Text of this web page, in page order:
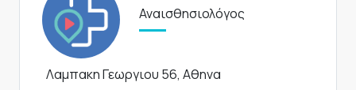
Αναισθησιολόγος
Λαμπακη Γεωργιου 56, Αθηνα